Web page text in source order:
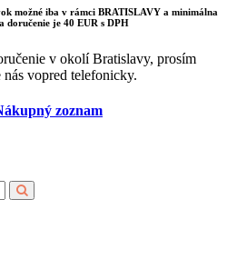
možné iba v rámci BRATISLAVY a minimálna
doručenie je 40 EUR s DPH
v okolí Bratislavy, prosím
nás vopred telefonicky.
zoznam